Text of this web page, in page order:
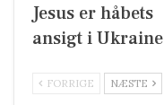
Jesus er håbets
ansigt i Ukraine
FORRIGE NÆSTE